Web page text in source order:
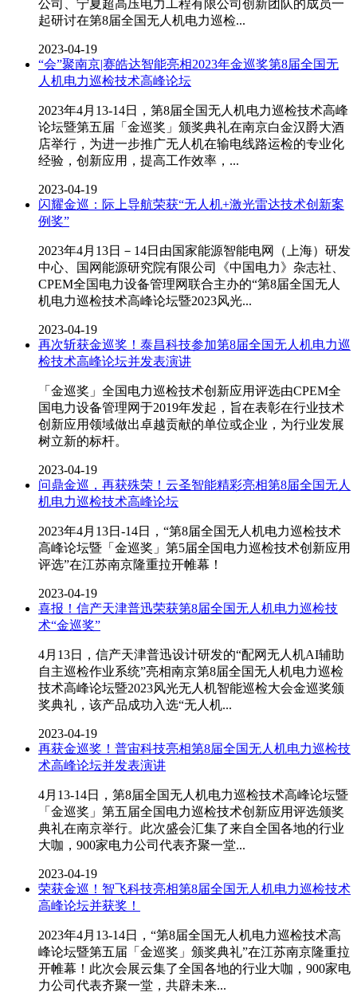
公司、宁夏超高压电力工程有限公司创新团队的成员一
起研讨在第8届全国无人机电力巡检...
2023-04-19
“会”聚南京|赛皓达智能亮相2023年金巡奖第8届全国无
人机电力巡检技术高峰论坛
2023年4月13-14日，第8届全国无人机电力巡检技术高峰
论坛暨第五届「金巡奖」颁奖典礼在南京白金汉爵大酒
店举行，为进一步推广无人机在输电线路运检的专业化
经验，创新应用，提高工作效率，...
2023-04-19
闪耀金巡：际上导航荣获“无人机+激光雷达技术创新案
例奖”
2023年4月13日－14日由国家能源智能电网（上海）研发
中心、国网能源研究院有限公司《中国电力》杂志社、
CPEM全国电力设备管理网联合主办的“第8届全国无人
机电力巡检技术高峰论坛暨2023风光...
2023-04-19
再次斩获金巡奖！泰昌科技参加第8届全国无人机电力巡
检技术高峰论坛并发表演讲
「金巡奖」全国电力巡检技术创新应用评选由CPEM全
国电力设备管理网于2019年发起，旨在表彰在行业技术
创新应用领域做出卓越贡献的单位或企业，为行业发展
树立新的标杆。
2023-04-19
问鼎金巡，再获殊荣！云圣智能精彩亮相第8届全国无人
机电力巡检技术高峰论坛
2023年4月13日-14日，“第8届全国无人机电力巡检技术
高峰论坛暨「金巡奖」第5届全国电力巡检技术创新应用
评选”在江苏南京隆重拉开帷幕！
2023-04-19
喜报！信产天津普迅荣获第8届全国无人机电力巡检技
术“金巡奖”
4月13日，信产天津普迅设计研发的“配网无人机AI辅助
自主巡检作业系统”亮相南京第8届全国无人机电力巡检
技术高峰论坛暨2023风光无人机智能巡检大会金巡奖颁
奖典礼，该产品成功入选“无人机...
2023-04-19
再获金巡奖！普宙科技亮相第8届全国无人机电力巡检技
术高峰论坛并发表演讲
4月13-14日，第8届全国无人机电力巡检技术高峰论坛暨
「金巡奖」第五届全国电力巡检技术创新应用评选颁奖
典礼在南京举行。此次盛会汇集了来自全国各地的行业
大咖，900家电力公司代表齐聚一堂...
2023-04-19
荣获金巡！智飞科技亮相第8届全国无人机电力巡检技术
高峰论坛并获奖！
2023年4月13-14日，“第8届全国无人机电力巡检技术高
峰论坛暨第五届「金巡奖」颁奖典礼”在江苏南京隆重拉
开帷幕！此次会展云集了全国各地的行业大咖，900家电
力公司代表齐聚一堂，共辟未来...